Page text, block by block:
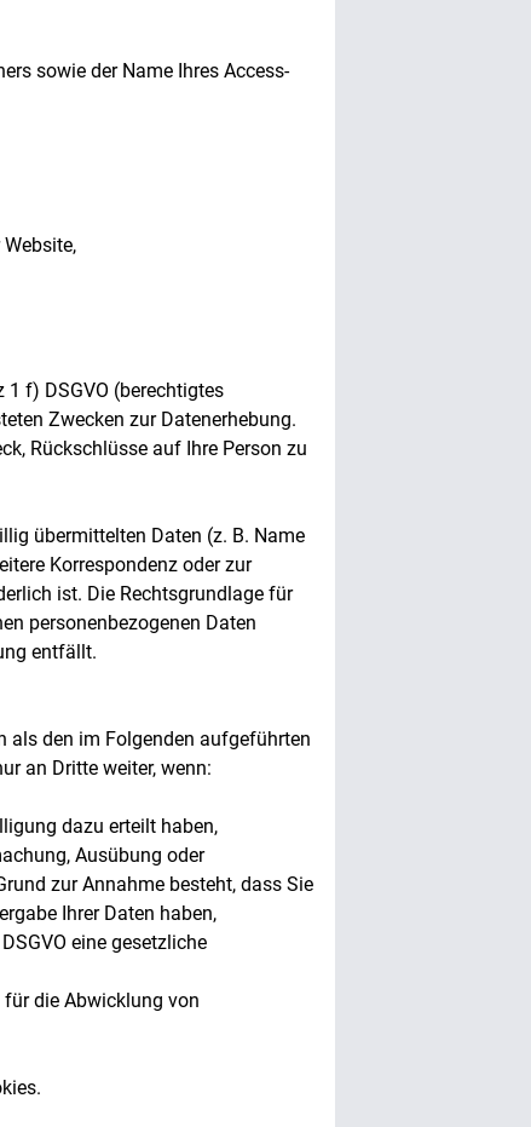
sowie der Name Ihres Access-
f) DSGVO (berechtigtes
Zwecken zur Datenerhebung.
Rückschlüsse auf Ihre Person zu
übermittelten Daten (z. B. Name
Korrespondenz oder zur
ist. Die Rechtsgrundlage für
personenbezogenen Daten
entfällt.
als den im Folgenden aufgeführten
an Dritte weiter, wenn:
dazu erteilt haben,
Ausübung oder
zur Annahme besteht, dass Sie
Ihrer Daten haben,
eine gesetzliche
für die Abwicklung von